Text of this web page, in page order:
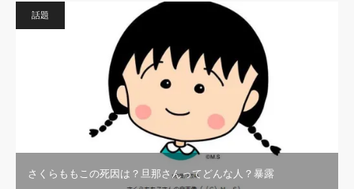
話題
さくらももこの死因は？旦那さんってどんな人？暴露